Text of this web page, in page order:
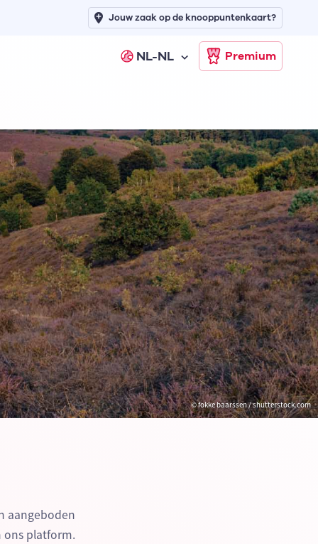
NL-NL Premium
Jouw zaak op de knooppuntenkaart?
© fokke baarssen / shutterstock.com
aangeboden
ons platform.